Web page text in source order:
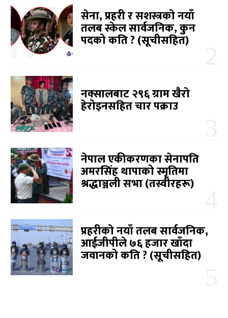
सेना, प्रहरी र सशस्त्रको नयाँ
तलब स्केल सार्वजनिक, कुन
पदको कति ? (सूचीसहित)
नक्सालबाट २९६ ग्राम खैरो
हेरोइनसहित चार पक्राउ
नेपाल एकीकरणका सेनापति
अमरसिंह थापाको स्मृतिमा
श्रद्धाञ्जली सभा (तस्वीरहरू)
प्रहरीको नयाँ तलब सार्वजनिक,
आईजीपीले ७६ हजार खाँदा
जवानको कति ? (सूचीसहित)